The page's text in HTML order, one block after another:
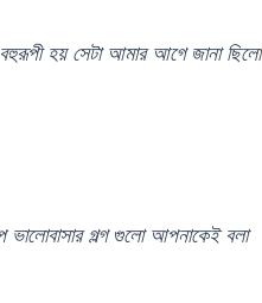
হয় সেটা আমার আগে জানা ছিলো
ভালোবাসার গল্গ গুলো আপনাকেই বলা